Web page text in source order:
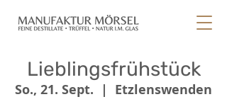
Lieblingsfrühstück
So., 21. Sept.
  |
Etzlenswenden